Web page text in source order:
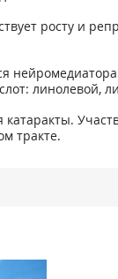
росту и
линолевой,
тракте.